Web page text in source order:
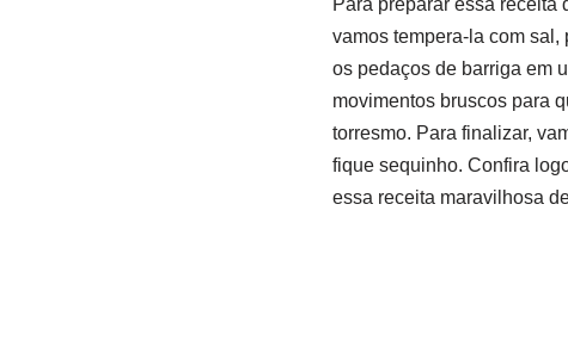
Para preparar essa receita
vamos tempera-la com
os pedaços de barriga em
movimentos bruscos para
torresmo. Para finalizar,
fique sequinho. Confira
essa receita maravilhosa